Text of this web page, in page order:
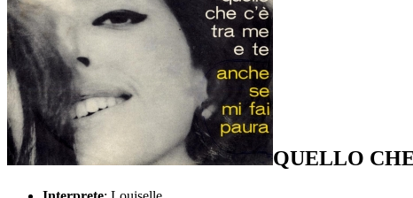
QUELLO